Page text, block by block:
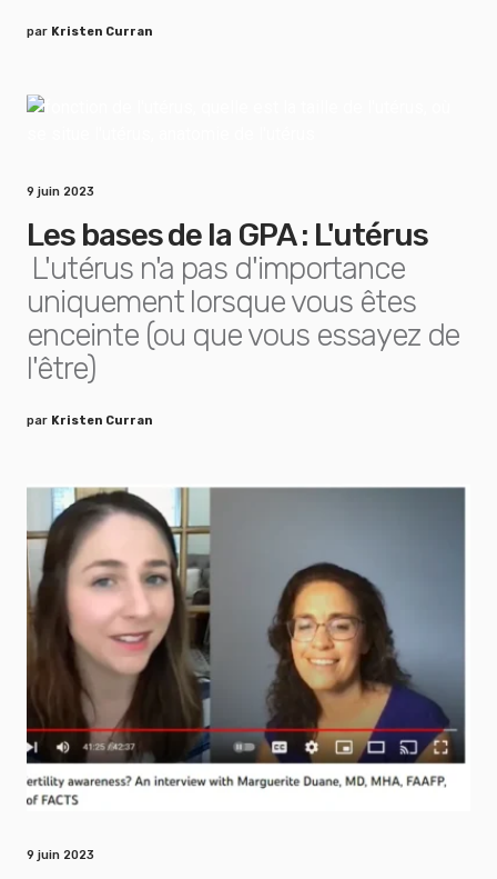
par Kristen Curran
9 juin 2023
Les bases de la GPA : L'utérus
L'utérus n'a pas d'importance
uniquement lorsque vous êtes
enceinte (ou que vous essayez de
l'être)
par Kristen Curran
9 juin 2023